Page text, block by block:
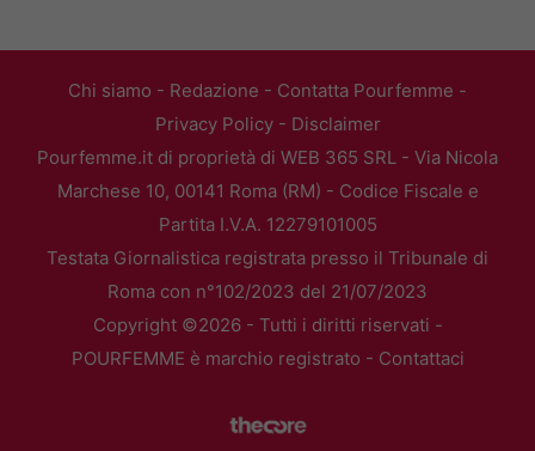
Chi siamo - Redazione - Contatta Pourfemme -
Privacy Policy- Disclaimer
Pourfemme.it di proprietà di WEB 365 SRL - Via Nicola
Marchese 10, 00141 Roma (RM) - Codice Fiscale e
Partita I.V.A. 12279101005
Testata Giornalistica registrata presso il Tribunale di
Roma con n°102/2023 del 21/07/2023
Copyright ©2026 - Tutti i diritti riservati -
POURFEMME è marchio registrato - Contattaci